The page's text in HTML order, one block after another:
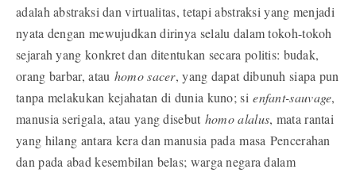
adalah abstraksi dan virtualitas, tetapi abstraksi yang menjadi
nyata dengan mewujudkan dirinya selalu dalam tokoh-tokoh
sejarah yang konkret dan ditentukan secara politis: budak,
orang barbar, atau homo sacer, yang dapat dibunuh siapa pun
tanpa melakukan kejahatan di dunia kuno; sienfant-sauvage,
manusia serigala, atau yang disebut homo alalus, mata rantai
yang hilang antara kera dan manusia pada masa Pencerahan
dan pada abad kesembilan belas; warga negara dalam